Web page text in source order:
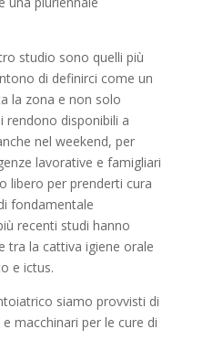
studio sono quelli più
di definirci come un
la zona e non solo
rendono disponibili a
nel weekend, per
lavorative e famigliari
libero per prenderti cura
fondamentale
recenti studi hanno
tra la cattiva igiene orale
e ictus.
siamo provvisti di
macchinari per le cure di